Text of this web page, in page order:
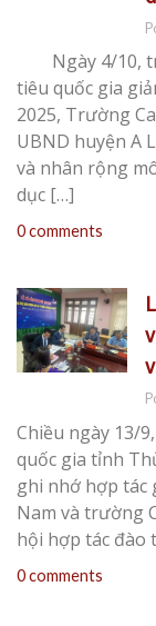
Ngày 4/10,
tiêu quốc gia
2025, Trường
UBND huyện A
và nhân rộng
dục […]
0 comments
Chiều ngày 13/
quốc gia tỉnh
ghi nhớ hợp tác
Nam và trường
hội hợp tác đào
0 comments